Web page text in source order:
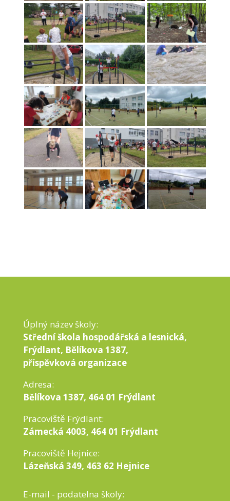
Úplný název školy:
Střední škola hospodářská a lesnická,
Frýdlant, Bělíkova 1387,
příspěvková organizace
Adresa:
Bělíkova 1387, 464 01 Frýdlant
Pracoviště Frýdlant:
Zámecká 4003, 464 01 Frýdlant
Pracoviště Hejnice:
Lázeňská 349, 463 62 Hejnice
E-mail - podatelna školy: